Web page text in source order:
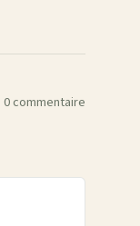
0 commentaire